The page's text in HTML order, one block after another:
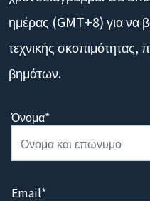
χρονοδιάγραμμα. Θα
ημέρας (GMT+8) για να
τεχνικής σκοπιμότητας,
Όνομα*